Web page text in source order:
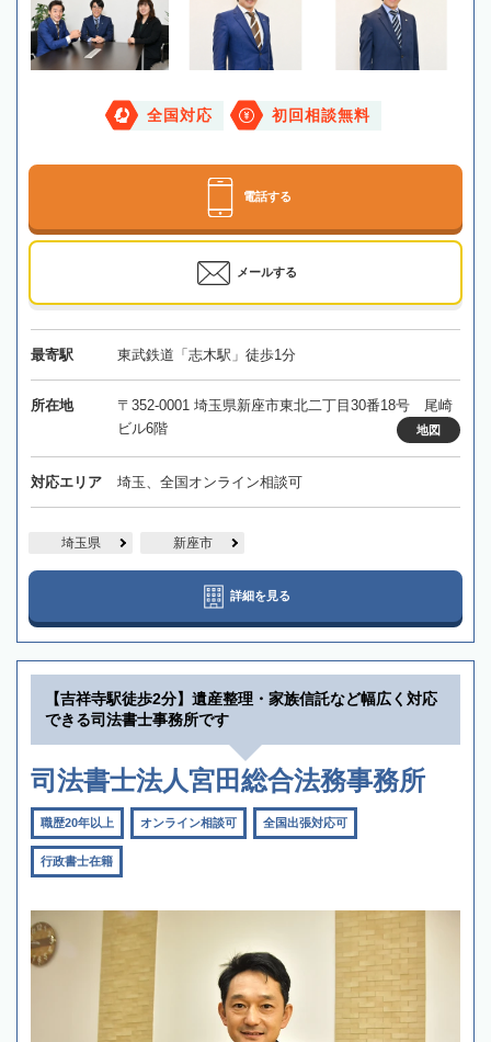
全国対応 初回相談無料
電話する
メールする
最寄駅 東武鉄道「志木駅」徒歩1分
所在地
〒352-0001 埼玉県新座市東北二丁目30番18号 尾崎
ビル6階
地図
対応エリア 埼玉、全国オンライン相談可
埼玉県 新座市
詳細を見る
【吉祥寺駅徒歩2分】遺産整理・家族信託など幅広く対応
できる司法書士事務所です
司法書士法人宮田総合法務事務所
職歴20年以上 オンライン相談可 全国出張対応可
行政書士在籍